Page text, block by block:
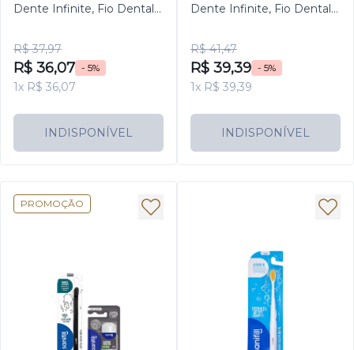
Dente Infinite, Fio Dental
Escova de Dente Pocket
R$ 37,97
R$ 36,07 - 5%
1x R$ 36,07
INDISPONÍVEL
Dente Infinite, Fio Dental
Dente Pocket
R$ 41,47
R$ 39,39 - 5%
1x R$ 39,39
INDISPONÍVEL
PROMOÇÃO